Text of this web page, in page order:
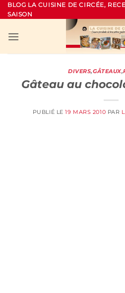
Passer
au
BLOG LA CUISINE DE CIRCÉE,
SAISON
DIVERS,GÂTEAUX,
Gâteau au
PUBLIÉ LE19 MARS 2010 PAR